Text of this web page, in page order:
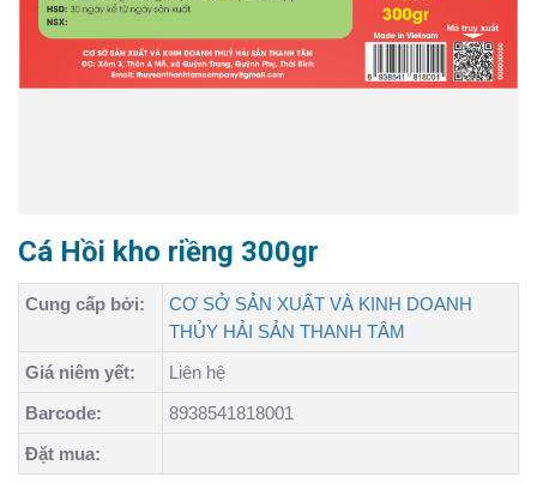
Cá Hồi kho riềng 300gr
Cung cấp bởi:
CƠ SỞ SẢN XUẤT VÀ KINH DOANH
THỦY HẢI SẢN THANH TÂM
Giá niêm yết:
Liên hệ
Barcode:
8938541818001
Đặt mua: